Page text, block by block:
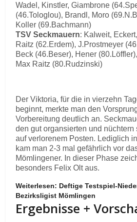
Wadel, Kinstler, Giambrone
(46.Tologlou), Brandl, Moro
Koller (69.Bachmann)
TSV Seckmauern: Kalweit,
Raitz (62.Erdem), J.Prostmeyer
Beck (46.Beser), Hener
Max Raitz (80.Rudzinski)
Der Viktoria, für die in vierzehn
beginnt, merkte man den
Vorbereitung deutlich an.
den gut organsierten und
auf verlorenem Posten. Lediglich
kam man 2-3 mal gefährlich vor
Mömlingener. In dieser Phase
besonders Felix Olt aus.
Weiterlesen: Deftige Testspiel-
Bezirksligist Mömlingen
Ergebnisse +